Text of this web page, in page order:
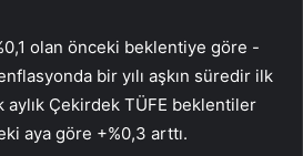
olan önceki beklentiye göre -
bir yılı aşkın süredir ilk
Çekirdek TÜFE beklentiler
aya göre +%0,3 arttı.